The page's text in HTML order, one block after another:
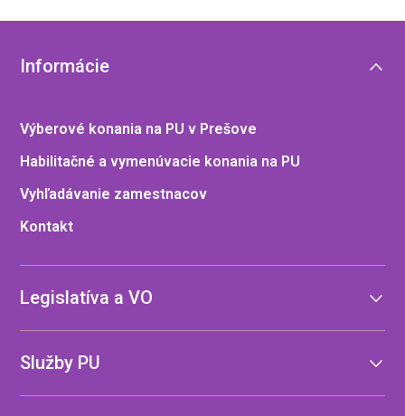
Informácie
Výberové konania na PU v Prešove
Habilitačné a vymenúvacie konania na PU
Vyhľadávanie zamestnacov
Kontakt
Legislatíva a VO
Služby PU